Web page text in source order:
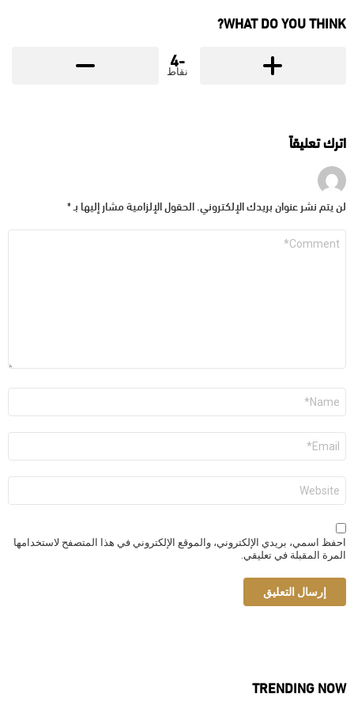
WHAT DO YOU THINK?
-4
نقاط
اترك تعليقاً
لن يتم نشر عنوان بريدك الإلكتروني.الحقول الإلزامية مشار إليها بـ*
البريد
الإلكتروني
*
الموقع
الإلكتروني
احفظ اسمي، بريدي الإلكتروني، والموقع الإلكتروني في هذا المتصفح لاستخدامها
المرة المقبلة في تعليقي.
TRENDING NOW